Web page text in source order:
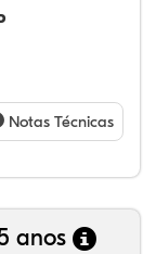
Notas Técnicas
anos